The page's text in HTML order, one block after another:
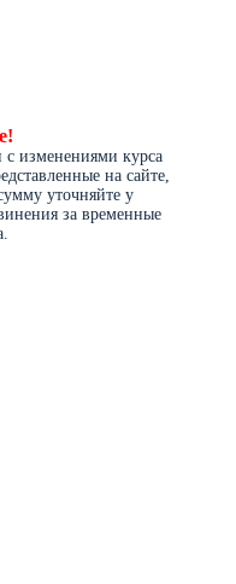
с изменениями курса
на сайте,
уточняйте у
за временные